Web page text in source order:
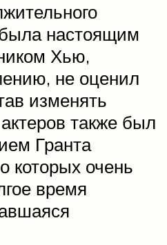
настоящим
Хью,
не оценил
изменять
также был
Гранта
которых очень
время